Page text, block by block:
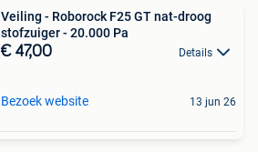
Veiling - Roborock F25 GT nat-droog
stofzuiger - 20.000 Pa
€ 47,00 Details
Bezoek website 13 jun 26